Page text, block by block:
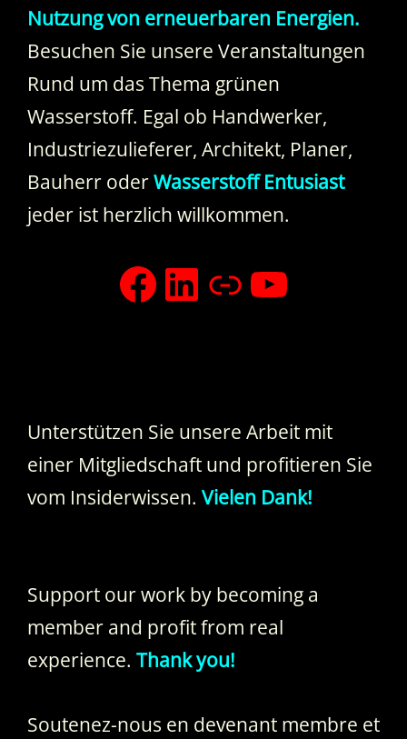
Nutzung von erneuerbaren Energien.
Besuchen Sie unsere Veranstaltungen
Rund um das Thema grünen
Wasserstoff. Egal ob Handwerker,
Industriezulieferer, Architekt, Planer,
Bauherr oderWasserstoff Entusiast
jeder ist herzlich willkommen.
facebook
LinkedIn
Xing
Unterstützen Sie unsere Arbeit mit
einer Mitgliedschaft und profitieren Sie
vom Insiderwissen. Vielen Dank!
Support our work by becoming a
member and profit from real
experience. Thank you!
Soutenez-nous en devenant membre et